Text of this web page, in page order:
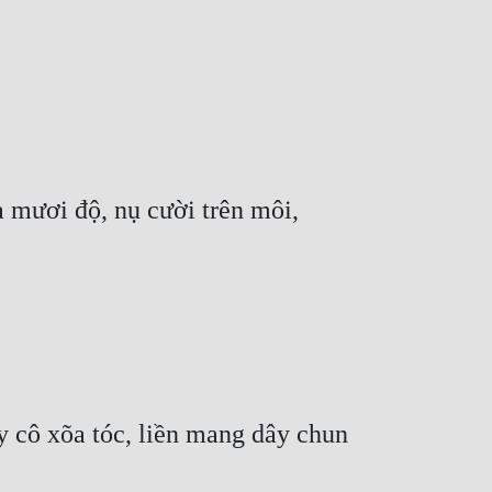
mươi độ, nụ cười trên môi,
cô xõa tóc, liền mang dây chun